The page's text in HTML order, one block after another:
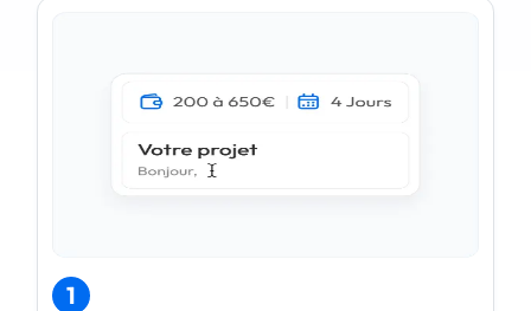
1